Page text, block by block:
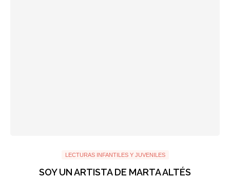
LECTURAS INFANTILES Y JUVENILES
SOY UN ARTISTA DE MARTA ALTÉS